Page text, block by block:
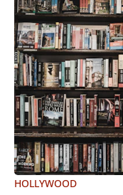
HOLLYWOOD